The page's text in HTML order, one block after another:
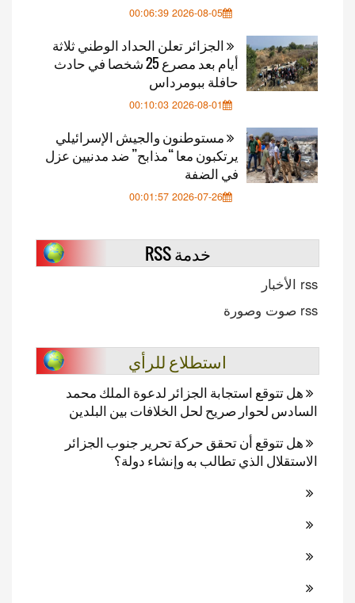
2026-08-05 00:06:39
الجزائر تعلن الحداد الوطني ثلاثة
أيام بعد مصرع 25 شخصا في حادث
حافلة ببومرداس
2026-08-01 00:10:03
مستوطنون والجيش الإسرائيلي
يرتكبون معا “مذابح” ضد مدنيين عزل
في الضفة
2026-07-26 00:01:57
خدمة RSS
rss الأخبار
rss صوت وصورة
استطلاع للرأي
هل تتوقع استجابة الجزائر لدعوة الملك محمد
السادس لحوار صريح لحل الخلافات بين البلدين
هل تتوقع أن تحقق حركة تحرير جنوب الجزائر
الاستقلال الذي تطالب به وإنشاء دولة؟